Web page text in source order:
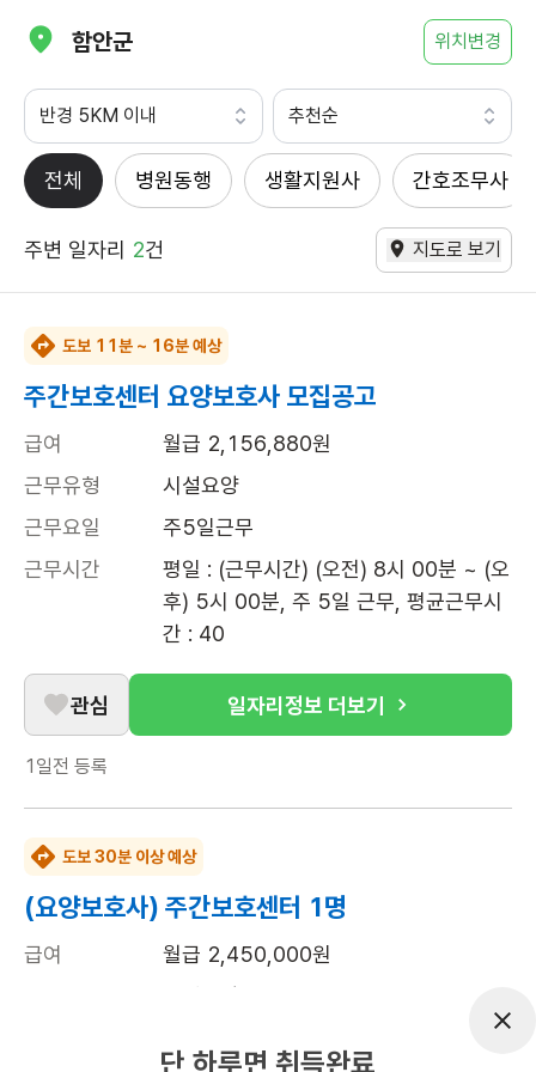
함안군 위치변경
반경 5KM 이내 추천순
전체 병원동행 생활지원사 간호조무사
주변 일자리 2건 지도로 보기
도보 11분 ~ 16분 예상
주간보호센터 요양보호사 모집공고
급여
월급 2,156,880원
근무유형
시설요양
근무요일
주5일근무
근무시간
평일 : (근무시간) (오전) 8시 00분 ~ (오
후) 5시 00분, 주 5일 근무, 평균근무시
간 : 40
관심 일자리정보 더보기
1일전 등록
도보 30분 이상 예상
(요양보호사) 주간보호센터 1명
급여
월급 2,450,000원
단 하루면 취득완료